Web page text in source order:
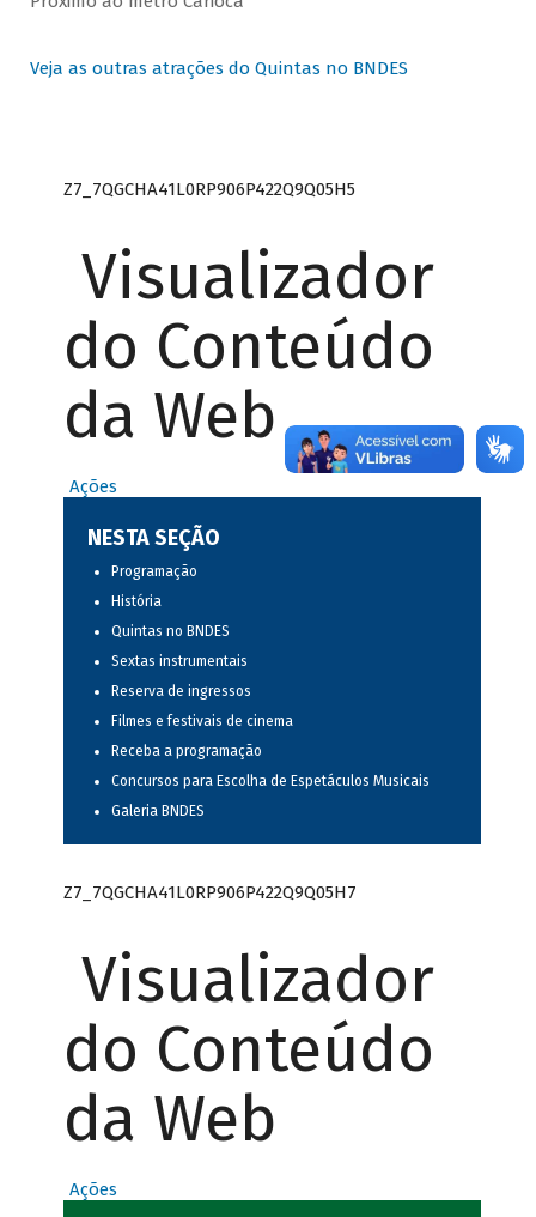
Veja as outras atrações do Quintas no BNDES
Z7_7QGCHA41L0RP906P422Q9Q05H5
Visualizador
do Conteúdo
da Web
Ações
NESTA SEÇÃO
Programação
História
Quintas no BNDES
Sextas instrumentais
Reserva de ingressos
Filmes e festivais de cinema
Receba a programação
Concursos para Escolha de Espetáculos Musicais
Galeria BNDES
Z7_7QGCHA41L0RP906P422Q9Q05H7
Visualizador
do Conteúdo
da Web
Ações